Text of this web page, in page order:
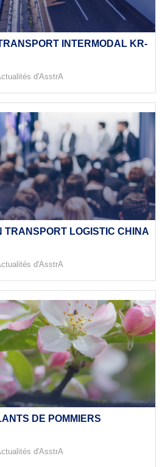
INTERMODAL KR-
d'AsstrA
TRANSPORT LOGISTIC CHINA
d'AsstrA
DE POMMIERS
d'AsstrA